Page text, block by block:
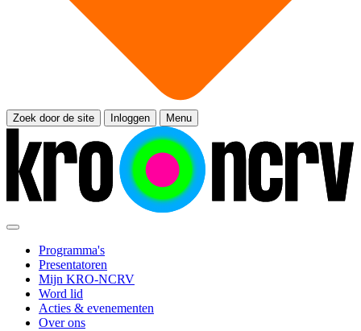
Zoek door de site Inloggen Menu
Programma's
Presentatoren
Mijn KRO-NCRV
Word lid
Acties & evenementen
Over ons